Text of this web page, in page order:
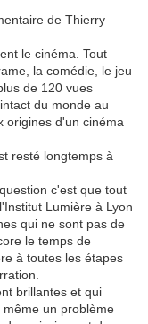
de Thierry
le cinéma. Tout
la comédie, le jeu
de 120 vues
du monde au
origines d'un cinéma
resté longtemps à
c'est que tout
Lumière à Lyon
qui ne sont pas de
le temps de
à toutes les étapes
brillantes et qui
un problème